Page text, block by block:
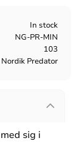
In stock
NG-PR-MIN
103
Nordik Predator
sig i